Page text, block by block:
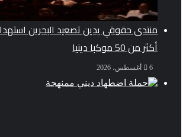
منتدى حقوقي يدين تصعيد البحرين
أكثر من 50 موكبا دينيا
6 أغسطس، 2026